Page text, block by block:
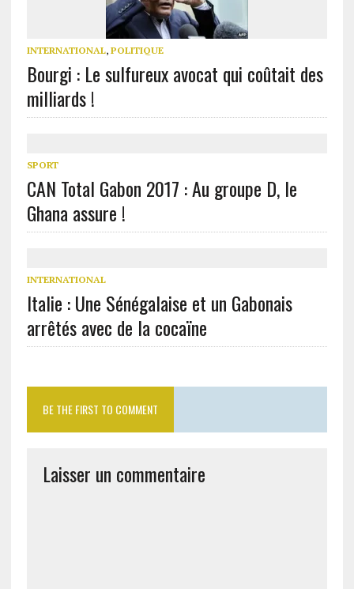
INTERNATIONAL, POLITIQUE
Bourgi : Le sulfureux avocat qui coûtait des
milliards !
SPORT
CAN Total Gabon 2017 : Au groupe D, le
Ghana assure !
INTERNATIONAL
Italie : Une Sénégalaise et un Gabonais
arrêtés avec de la cocaïne
BE THE FIRST TO COMMENT
Laisser un commentaire